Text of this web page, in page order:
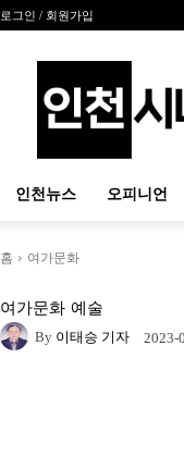
로그인 / 회원가입
인천뉴스 오피니언
홈 여가문화
여가문화 예술
By 이태승 기자 2023-